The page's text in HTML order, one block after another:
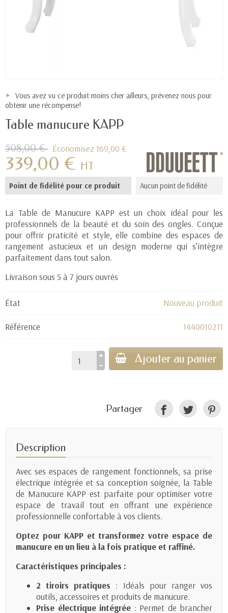
Vous avez vu ce produit moins cher ailleurs, prévenez nous pour
obtenir une récompense!
Table manucure KAPP
508,00 € Économisez 169,00 €
339,00 € HT
Point de fidélité pour ce produit Aucun point de fidélité
La Table de Manucure KAPP est un choix idéal pour les
professionnels de la beauté et du soin des ongles. Conçue
pour offrir praticité et style, elle combine des espaces de
rangement astucieux et un design moderne qui s’intègre
parfaitement dans tout salon.
Livraison sous 5 à 7 jours ouvrés
État Nouveau produit
Référence 1440010211
Ajouter au panier
Partager
Description
Avec ses espaces de rangement fonctionnels, sa prise
électrique intégrée et sa conception soignée, la Table
de Manucure KAPP est parfaite pour optimiser votre
espace de travail tout en offrant une expérience
professionnelle confortable à vos clients.
Optez pour KAPP et transformez votre espace de
manucure en un lieu à la fois pratique et raffiné.
Caractéristiques principales :
2 tiroirs pratiques : Idéals pour ranger vos
outils, accessoires et produits de manucure.
Prise électrique intégrée : Permet de brancher